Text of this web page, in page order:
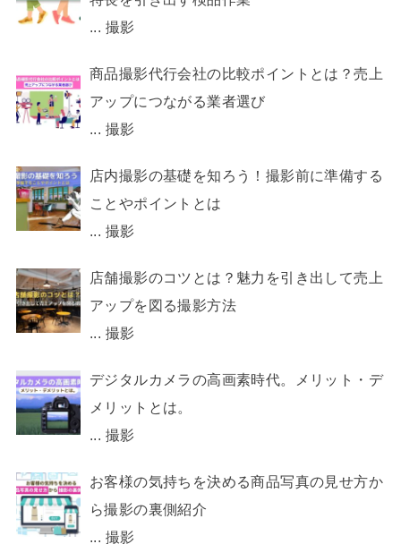
... 撮影
商品撮影代行会社の比較ポイントとは？売上
アップにつながる業者選び
... 撮影
店内撮影の基礎を知ろう！撮影前に準備する
ことやポイントとは
... 撮影
店舗撮影のコツとは？魅力を引き出して売上
アップを図る撮影方法
... 撮影
デジタルカメラの高画素時代。メリット・デ
メリットとは。
... 撮影
お客様の気持ちを決める商品写真の見せ方か
ら撮影の裏側紹介
... 撮影